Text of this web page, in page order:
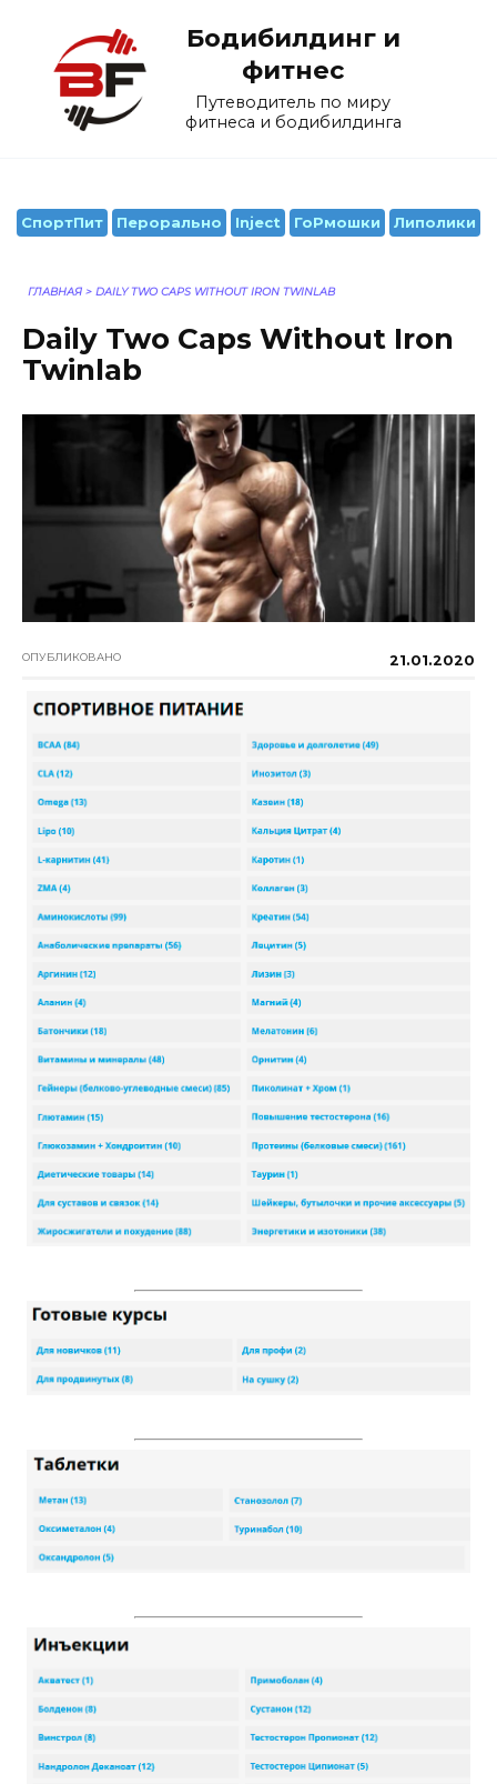
содержанию
Бодибилдинг и
фитнес
Путеводитель по миру
фитнеса и бодибилдинга
СпортПит Перорально Inject ГоРмошки Липолики
ГЛАВНАЯ > DAILY TWO CAPS WITHOUT IRON TWINLAB
Daily Two Caps Without Iron
Twinlab
ОПУБЛИКОВАНО 21.01.2020